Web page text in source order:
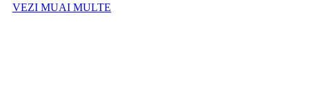
VEZI MUAI MULTE